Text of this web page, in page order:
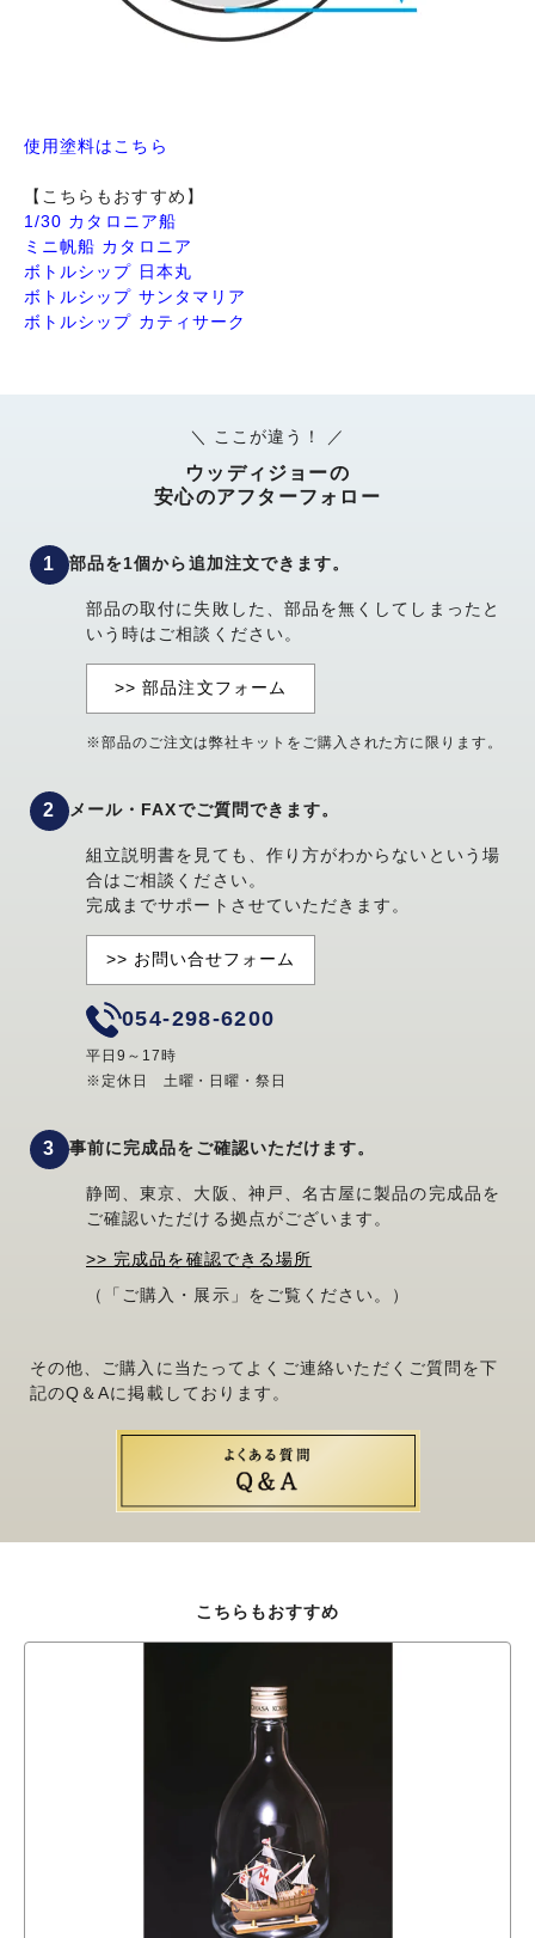
使用塗料はこちら
【こちらもおすすめ】
1/30 カタロニア船
ミニ帆船 カタロニア
ボトルシップ 日本丸
ボトルシップ サンタマリア
ボトルシップ カティサーク
＼ ここが違う！ ／
ウッディジョーの
安心のアフターフォロー
部品を1個から追加注文できます。
部品の取付に失敗した、部品を無くしてしまったと
いう時はご相談ください。
>> 部品注文フォーム
※部品のご注文は弊社キットをご購入された方に限ります。
メール・FAXでご質問できます。
組立説明書を見ても、作り方がわからないという場
合はご相談ください。
完成までサポートさせていただきます。
>> お問い合せフォーム
054-298-6200
平日9～17時
※定休日 土曜・日曜・祭日
事前に完成品をご確認いただけます。
静岡、東京、大阪、神戸、名古屋に製品の完成品を
ご確認いただける拠点がございます。
>> 完成品を確認できる場所
（「ご購入・展示」をご覧ください。）
その他、ご購入に当たってよくご連絡いただくご質問を下
記のQ＆Aに掲載しております。
こちらもおすすめ